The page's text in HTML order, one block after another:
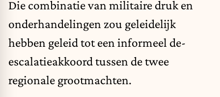
Die combinatie van militaire druk en
onderhandelingen zou geleidelijk
hebben geleid tot een informeel de-
escalatieakkoord tussen de twee
regionale grootmachten.